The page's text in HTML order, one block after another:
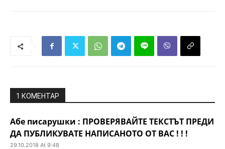
1 КОМЕНТАР
Абе писарушки : ПРОВЕРЯВАЙТЕ ТЕКСТЪТ ПРЕДИ
ДА ПУБЛИКУВАТЕ НАПИСАНОТО ОТ ВАС ! ! !
29.10.2018 At 9:48